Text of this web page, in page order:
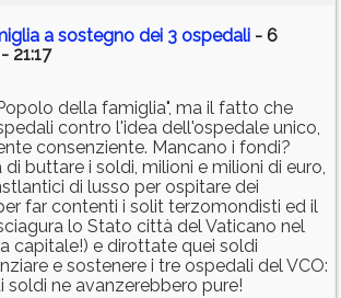
a sostegno dei 3 ospedali - 6
21:17
della famiglia", ma il fatto che
contro l'idea dell'ospedale unico,
consenziente. Mancano i fondi?
buttare i soldi, milioni e milioni di euro,
di lusso per ospitare dei
far contenti i solit terzomondisti ed il
lo Stato città del Vaticano nel
capitale!) e dirottate quei soldi
e sostenere i tre ospedali del VCO:
soldi ne avanzerebbero pure!